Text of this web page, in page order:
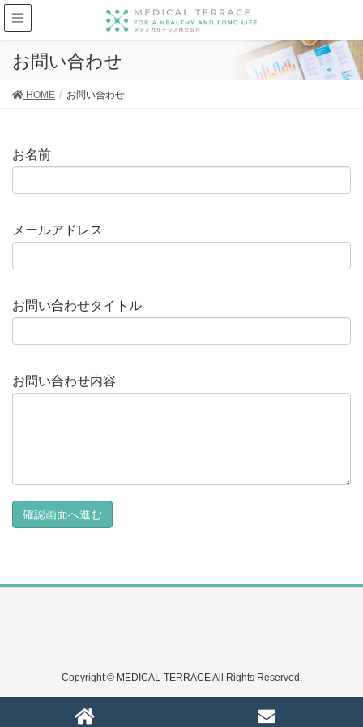
お問い合わせ
HOME お問い合わせ
お名前
メールアドレス
お問い合わせタイトル
お問い合わせ内容
Copyright © MEDICAL-TERRACE All Rights Reserved.